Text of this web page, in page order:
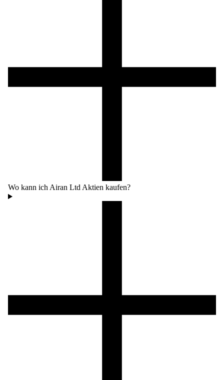
Wo kann ich Airan Ltd Aktien kaufen?